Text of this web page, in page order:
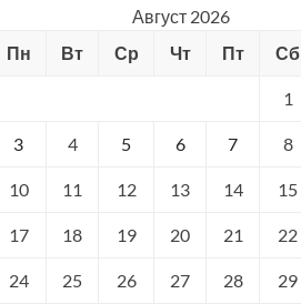
Август 2026
Пн
Вт Ср Чт Пт Сб
1
3 4 5 6 7 8
10 11 12 13 14 15
17 18 19 20 21 22
24 25 26 27 28 29